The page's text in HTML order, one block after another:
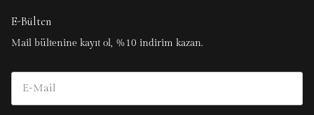
E-Bülten
Mail bültenine kayıt ol, %10 indirim kazan.